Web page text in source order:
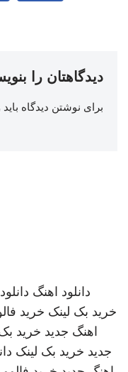
دیدگاهتان را
برای نوشتن دیدگاه باید
دانلود اهنگ
خرید بک لینک خرید
اهنگ جدید خرید
جدید خرید بک لینک